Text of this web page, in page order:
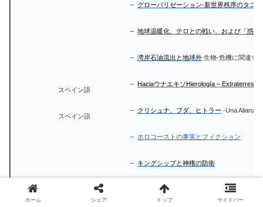
– グローバリゼーション-新世界秩序のタコ
– 地球温暖化、テロとの戦い、および「惑星
– 湾岸石油流出と地球外 生物-​​危機に関連す
スペイン語
– HaciaウナエキソHierología –
スペイン語
– クリシュナ、ブダ、ヒトラー -Una
– ホロコーストの事実とフィクション
– キングシップと神権の防衛
ゴビエルノスとエクストラレストレスの相
ホーム シェア トップ サイドバー